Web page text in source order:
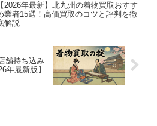
【2026年最新】北九州の着物買取おすす
業者15選！高価買取のコツと評判を徹
解説
舗持ち込み
年最新版】